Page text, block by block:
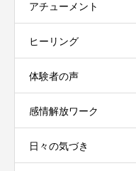
アチューメント
ヒーリング
体験者の声
感情解放ワーク
日々の気づき